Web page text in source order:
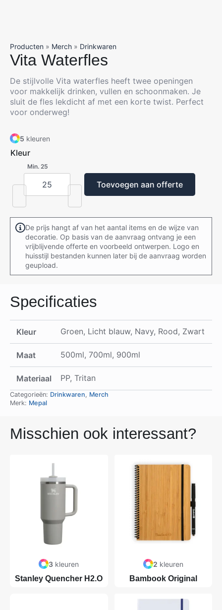
Producten » Merch » Drinkwaren
Vita Waterfles
De stijlvolle Vita waterfles heeft twee openingen
voor makkelijk drinken, vullen en schoonmaken. Je
sluit de fles lekdicht af met een korte twist. Perfect
voor onderweg!
5 kleuren
Kleur
Min. 25
Vita
Waterfles
Toevoegen aan offerte
De prijs hangt af van het aantal items en de wijze van
decoratie. Op basis van de aanvraag ontvang je een
vrijblijvende offerte en voorbeeld ontwerpen. Logo en
huisstijl bestanden kunnen later bij de aanvraag worden
geupload.
Specificaties
Kleur Groen, Licht blauw, Navy, Rood, Zwart
Maat 500ml, 700ml, 900ml
Materiaal PP, Tritan
Categorieën: Drinkwaren, Merch
Merk: Mepal
Misschien ook interessant?
3 kleuren
Stanley Quencher H2.O
2 kleuren
Bambook Original